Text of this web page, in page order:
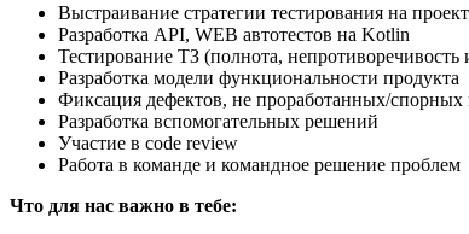
Выстраивание стратегии тестирования на
Разработка API, WEB автотестов на Kotlin
Тестирование ТЗ (полнота, непротиворечивость
Разработка модели функциональности продукта
Фиксация дефектов, не проработанных/спорных
Разработка вспомогательных решений
Участие в code review
Работа в команде и командное решение проблем
Что для нас важно в тебе: